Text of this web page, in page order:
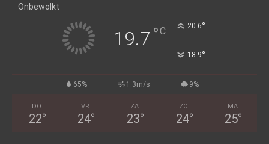
Onbewolkt
19.7 °C 20.6°
18.9°
65% 1.3m/s 9%
DO
22°
VR
24°
ZA
23°
ZO
24°
MA
25°